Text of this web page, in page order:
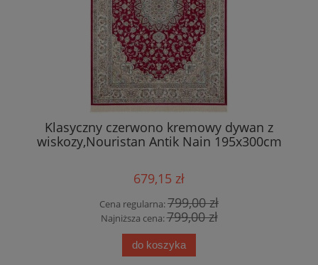
Klasyczny czerwono kremowy dywan z
wiskozy,Nouristan Antik Nain 195x300cm
679,15 zł
Cena regularna:799,00 zł
Najniższa cena:799,00 zł
do koszyka